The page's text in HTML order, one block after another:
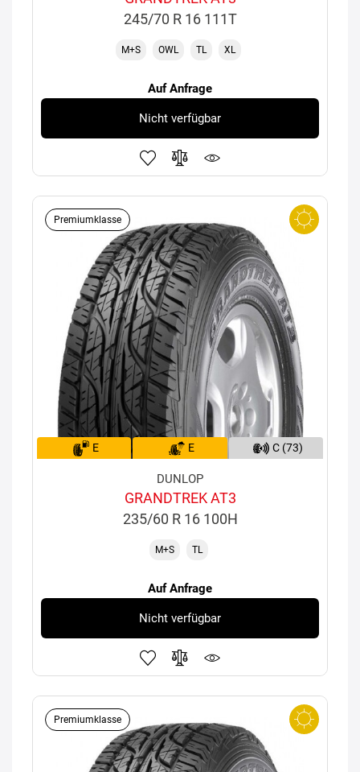
245/70 R 16 111T
M+S OWL TL XL
Auf Anfrage
Nicht verfügbar
Premiumklasse
E E C (73)
DUNLOP
GRANDTREK AT3
235/60 R 16 100H
M+S TL
Auf Anfrage
Nicht verfügbar
Premiumklasse